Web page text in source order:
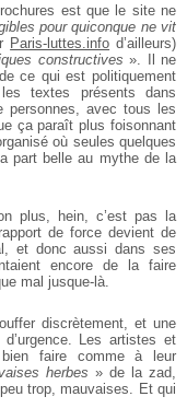
est que le site ne
pour quiconque ne vit
Paris-luttes.info d’ailleurs)
constructives ». Il ne
ce qui est politiquement
textes présents dans
personnes, avec tous les
ça paraît plus foisonnant
où seules quelques
part belle au mythe de la
plus, hein, c’est pas la
de force devient de
et donc aussi dans ses
encore de la faire
mal jusque-là.
discrètement, et une
Les artistes et
faire comme à leur
herbes » de la zad,
trop, mauvaises. Et qui